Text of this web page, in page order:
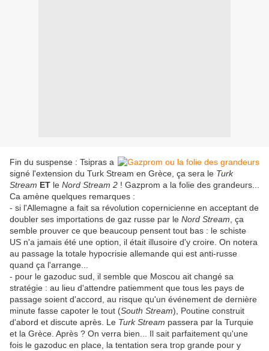
Fin du suspense : Tsipras a
signé l'extension du Turk Stream en Grèce, ça sera le Turk
Stream ET le Nord Stream 2 ! Gazprom a la folie des grandeurs...
Ca amène quelques remarques :
- si l'Allemagne a fait sa révolution copernicienne en acceptant de
doubler ses importations de gaz russe par le Nord Stream , ça
semble prouver ce que beaucoup pensent tout bas : le schiste
US n'a jamais été une option, il était illusoire d'y croire. On notera
au passage la totale hypocrisie allemande qui est anti-russe
quand ça l'arrange...
- pour le gazoduc sud, il semble que Moscou ait changé sa
stratégie : au lieu d'attendre patiemment que tous les pays de
passage soient d'accord, au risque qu'un événement de dernière
minute fasse capoter le tout (South Stream), Poutine construit
d'abord et discute après. Le Turk Stream passera par la Turquie
et la Grèce. Après ? On verra bien... Il sait parfaitement qu'une
fois le gazoduc en place, la tentation sera trop grande pour y